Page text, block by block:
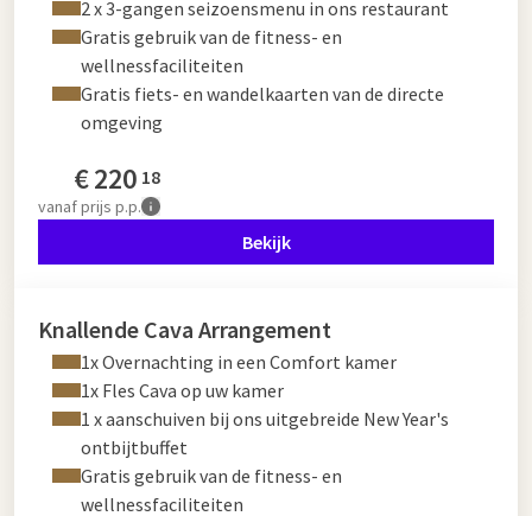
2 x 3-gangen seizoensmenu in ons restaurant
Gratis gebruik van de fitness- en
wellnessfaciliteiten
Gratis fiets- en wandelkaarten van de directe
omgeving
€220 18
vanafprijs p.p.
Bekijk
Knallende Cava Arrangement
1x Overnachting in een Comfort kamer
1x Fles Cava op uw kamer
1 x aanschuiven bij ons uitgebreide New Year's
ontbijtbuffet
Gratis gebruik van de fitness- en
wellnessfaciliteiten